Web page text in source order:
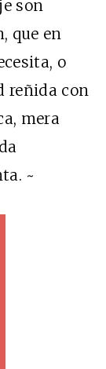
son
que en
o
reñida con
mera
~